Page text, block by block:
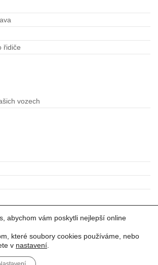
řidiče
vozech
abychom vám poskytli nejlepší online
které soubory cookies používáme, nebo
v nastavení